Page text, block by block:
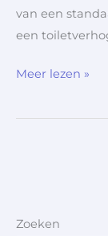
van een
een
Meer lezen »
Zoeken